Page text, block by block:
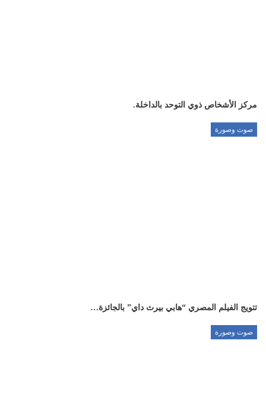
مركز الأشخاص ذوي التوحد بالداخلة.
صوت وصورة
تتويج الفيلم المصري “هابي بيرث داي” بالجائزة…
صوت وصورة